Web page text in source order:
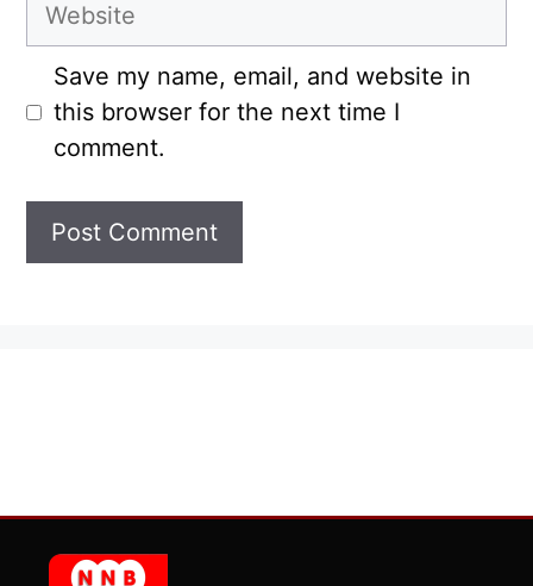
Save my name, email, and website in
this browser for the next time I
comment.